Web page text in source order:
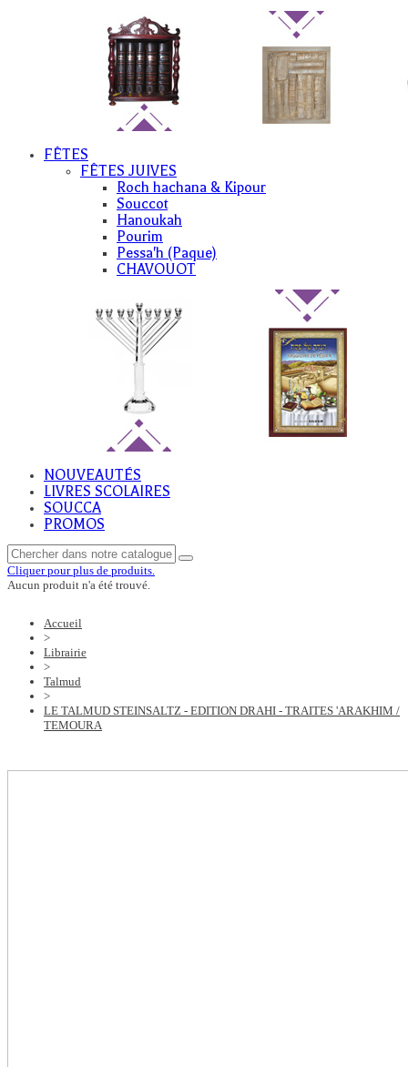
FÊTES
FÊTES JUIVES
Roch hachana & Kipour
Souccot
Hanoukah
Pourim
Pessa'h (Paque)
CHAVOUOT
NOUVEAUTÉS
LIVRES SCOLAIRES
SOUCCA
PROMOS
Cliquer pour plus de produits.
Aucun produit n'a été trouvé.
Accueil
>
Librairie
>
Talmud
>
LE TALMUD STEINSALTZ - EDITION DRAHI - TRAITES 'ARAKHIM /
TEMOURA